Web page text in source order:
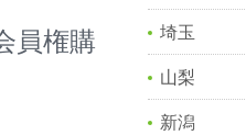
員権購
埼玉
山梨
新潟